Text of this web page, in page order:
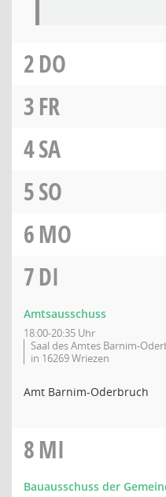
2DO
3FR
4SA
5SO
6MO
7DI
Amtsausschuss
18:00-20:35 Uhr
Saal des Amtes Barnim-
in 16269 Wriezen
Amt Barnim-Oderbruch
8MI
Bauausschuss der